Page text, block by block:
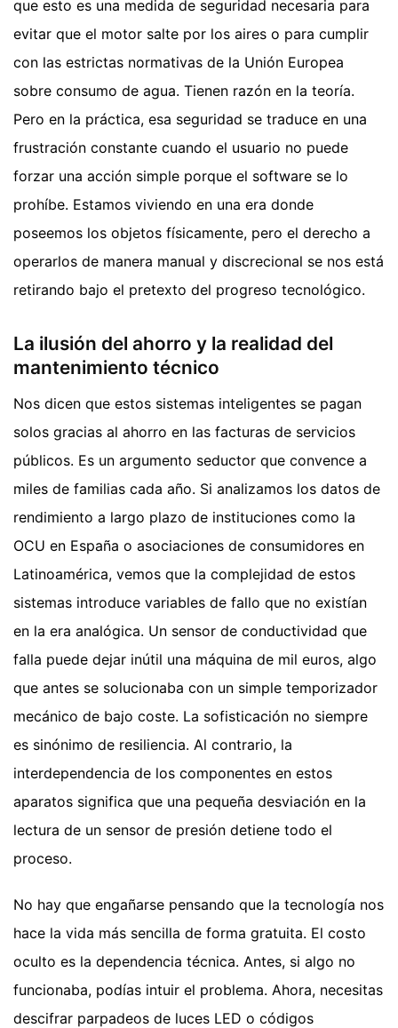
que esto es una medida de seguridad necesaria para
evitar que el motor salte por los aires o para cumplir
con las estrictas normativas de la Unión Europea
sobre consumo de agua. Tienen razón en la teoría.
Pero en la práctica, esa seguridad se traduce en una
frustración constante cuando el usuario no puede
forzar una acción simple porque el software se lo
prohíbe. Estamos viviendo en una era donde
poseemos los objetos físicamente, pero el derecho a
operarlos de manera manual y discrecional se nos está
retirando bajo el pretexto del progreso tecnológico.
La ilusión del ahorro y la realidad del
mantenimiento técnico
Nos dicen que estos sistemas inteligentes se pagan
solos gracias al ahorro en las facturas de servicios
públicos. Es un argumento seductor que convence a
miles de familias cada año. Si analizamos los datos de
rendimiento a largo plazo de instituciones como la
OCU en España o asociaciones de consumidores en
Latinoamérica, vemos que la complejidad de estos
sistemas introduce variables de fallo que no existían
en la era analógica. Un sensor de conductividad que
falla puede dejar inútil una máquina de mil euros, algo
que antes se solucionaba con un simple temporizador
mecánico de bajo coste. La sofisticación no siempre
es sinónimo de resiliencia. Al contrario, la
interdependencia de los componentes en estos
aparatos significa que una pequeña desviación en la
lectura de un sensor de presión detiene todo el
proceso.
No hay que engañarse pensando que la tecnología nos
hace la vida más sencilla de forma gratuita. El costo
oculto es la dependencia técnica. Antes, si algo no
funcionaba, podías intuir el problema. Ahora, necesitas
descifrar parpadeos de luces LED o códigos